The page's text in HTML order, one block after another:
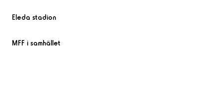
Eleda stadion
MFF i samhället